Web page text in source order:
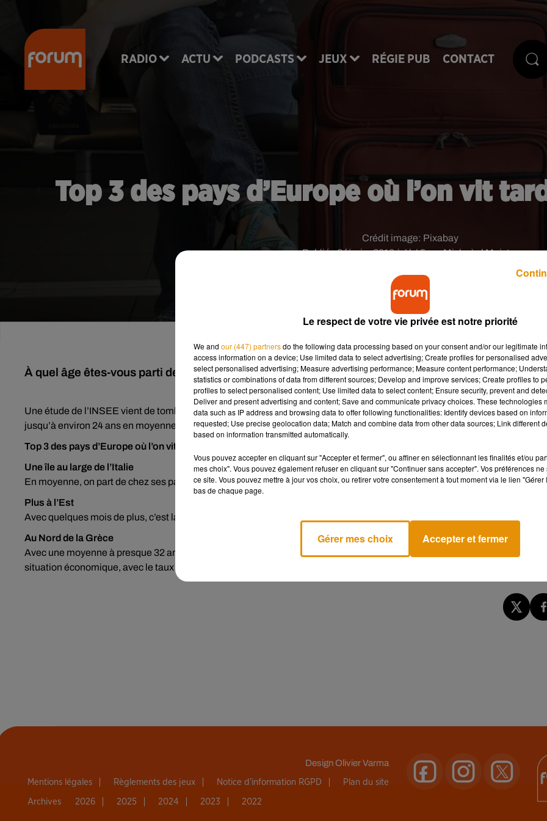
RADIO ACTU PODCASTS JEUX RÉGIE PUB CONTACT
Top 3 des pays d’Europe où l’on vit
Publié : 2 février 2018 à 4h45 par Michaà«l Maistre
Crédit image: Pixabay
À quel âge êtes-vous parti de chez vos parents ?
Une étude de l’INSEE vient de tomber : elle révèle que les jeunes français vivent de plus en plus tard chez leurs parents,
jusqu’à environ 24 ans en moyenne. Pour autant, nous ne sommes pas le pays d’Europe où l’on part le plus tard, loin de là :
Top 3 des pays d’Europe où l’on vit tard chez ses parents
Une île au large de l’Italie
En moyenne, on part de chez ses parents à 31 ans, apparemment plus par tradition qu’autre chose : c’est l’île de Malte.
Plus à l’Est
Avec quelques mois de plus, c’est la Croatie qui arrive à la deuxième place, avec 31,4 ans.
Au Nord de la Grèce
Avec une moyenne à presque 32 ans (31,7 ans), la Macédoine est sur la première marche. Là, c’est clairement lié à la
situation économique, avec le taux de chômage le plus élevé d’Europe.
DesignOlivier Varma
Mentions légales Règlements des jeux Notice d’information RGPD Plan du site
Archives 2026 2025 2024 2023 2022
Le respect de votre vie privée est notre priorité
We and our (447) partnersdo the following data processing based on your consent and/or our legitimate
access information on a device; Use limited data to select advertising; Create profiles for personalised
select personalised advertising; Measure advertising performance; Measure content performance;
statistics or combinations of data from different sources; Develop and improve services; Create profiles to
profiles to select personalised content; Use limited data to select content; Ensure security, prevent and
Deliver and present advertising and content; Save and communicate privacy choices. These technologies
data such as IP address and browsing data to offer following functionalities: Identify devices based on
requested; Use precise geolocation data; Match and combine data from other data sources; Link different
based on information transmitted automatically.
Vous pouvez accepter en cliquant sur "Accepter et fermer", ou affiner en sélectionnant les finalités et/ou
mes choix". Vous pouvez également refuser en cliquant sur "Continuer sans accepter". Vos préférences
ce site. Vous pouvez mettre à jour vos choix, ou retirer votre consentement à tout moment via le lien
bas de chaque page.
Gérer mes choix Accepter et fermer